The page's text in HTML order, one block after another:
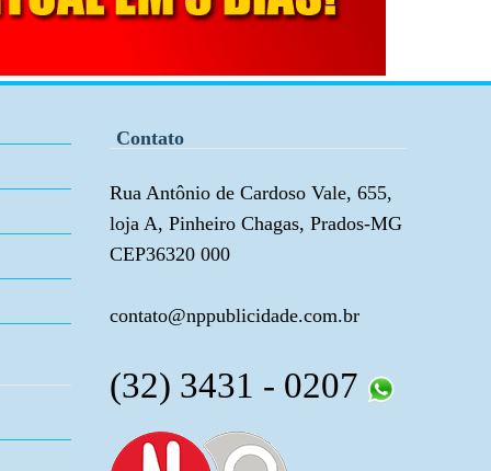
Contato
Rua Antônio de Cardoso Vale, 655,
loja A, Pinheiro Chagas, Prados-MG
CEP36320 000
contato@nppublicidade.com.br
(32) 3431 - 0207